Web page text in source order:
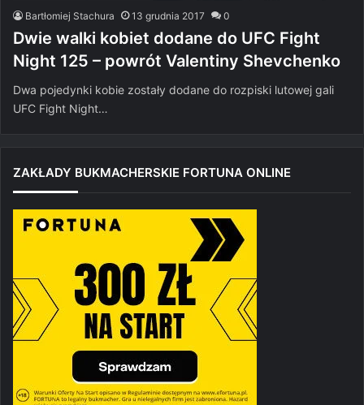
Bartłomiej Stachura 13 grudnia 2017 0
Dwie walki kobiet dodane do UFC Fight
Night 125 – powrót Valentiny Shevchenko
Dwa pojedynki kobie zostały dodane do rozpiski lutowej gali
UFC Fight Night…
ZAKŁADY BUKMACHERSKIE FORTUNA ONLINE